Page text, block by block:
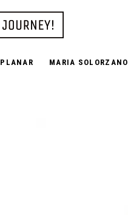
PLANAR MARIA SOLORZANO